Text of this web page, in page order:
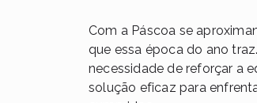
Com a Páscoa se
que essa época do ano
necessidade de reforçar a
solução eficaz para